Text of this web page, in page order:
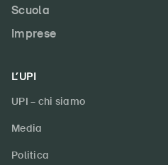
Scuola
Imprese
L’UPI
UPI – chi siamo
Media
Politica